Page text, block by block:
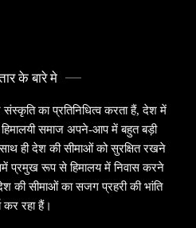
के बारे मे
संस्कृति का प्रतिनिधित्व करता हैं, देश में
समाज अपने-आप में बहुत बड़ी
ही देश की सीमाओं को सुरक्षित रखने
प्रमुख रूप से हिमालय में निवास करने
की सीमाओं का सजग प्रहरी की भांति
कर रहा हैं।